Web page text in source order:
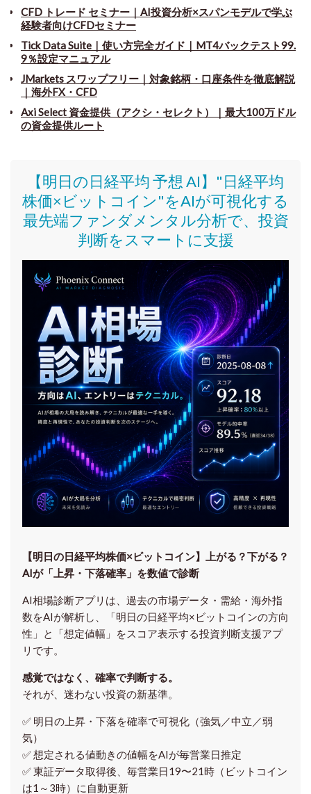
CFD トレード セミナー ｜ AI投資分析×スパンモデルで学ぶ
経験者向けCFDセミナー
Tick Data Suite ｜ 使い方完全ガイド｜MT4バックテスト99.
9％設定マニュアル
JMarkets スワップフリー ｜ 対象銘柄・口座条件を徹底解説
｜海外FX・CFD
Axi Select 資金提供（アクシ・セレクト）｜最大100万ドル
の資金提供ルート
【明日の日経平均 予想 AI】"日経平均
株価×ビットコイン"をAIが可視化する
最先端ファンダメンタル分析で、投資
判断をスマートに支援
【明日の⽇経平均株価×ビットコイン】上がる？下がる？
AIが「上昇・下落確率」を数値で診断
AI相場診断アプリは、過去の市場データ・需給・海外指
数をAIが解析し、「明日の日経平均×ビットコインの方向
性」と「想定値幅」をスコア表示する投資判断支援アプ
リです。
感覚ではなく、確率で判断する。
それが、迷わない投資の新基準。
✅ 明日の上昇・下落を確率で可視化（強気／中立／弱
気）
✅ 想定される値動きの値幅をAIが毎営業日推定
✅ 東証データ取得後、 毎営業日19〜21時（ビットコイン
は1～3時）に自動更新